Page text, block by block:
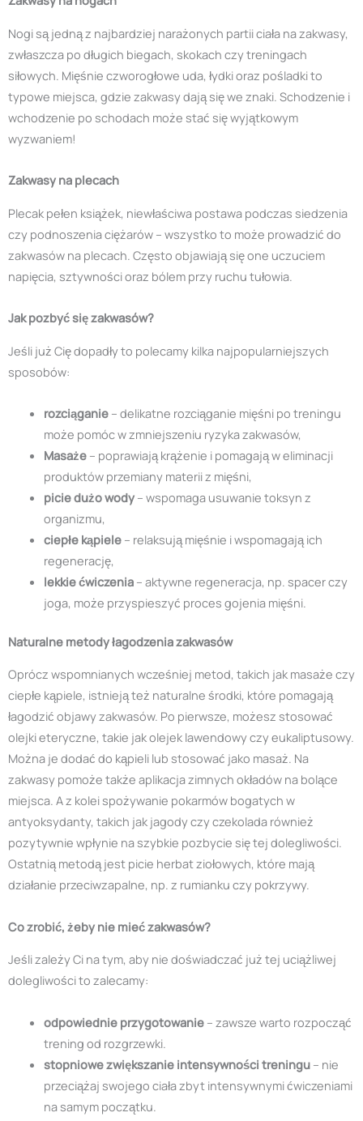
Nogi są jedną z najbardziej narażonych partii ciała na zakwasy,
zwłaszcza po długich biegach, skokach czy treningach
siłowych. Mięśnie czworogłowe uda, łydki oraz pośladki to
typowe miejsca, gdzie zakwasy dają się we znaki. Schodzenie i
wchodzenie po schodach może stać się wyjątkowym
wyzwaniem!
Zakwasy na plecach
Plecak pełen książek, niewłaściwa postawa podczas siedzenia
czy podnoszenia ciężarów – wszystko to może prowadzić do
zakwasów na plecach. Często objawiają się one uczuciem
napięcia, sztywności oraz bólem przy ruchu tułowia.
Jak pozbyć się zakwasów?
Jeśli już Cię dopadły to polecamy kilka najpopularniejszych
sposobów:
rozciąganie– delikatne rozciąganie mięśni po treningu
może pomóc w zmniejszeniu ryzyka zakwasów,
Masaże– poprawiają krążenie i pomagają w eliminacji
produktów przemiany materii z mięśni,
picie dużo wody– wspomaga usuwanie toksyn z
organizmu,
ciepłe kąpiele– relaksują mięśnie i wspomagają ich
regenerację,
lekkie ćwiczenia– aktywne regeneracja, np. spacer czy
joga, może przyspieszyć proces gojenia mięśni.
Naturalne metody łagodzenia zakwasów
Oprócz wspomnianych wcześniej metod, takich jak masaże czy
ciepłe kąpiele, istnieją też naturalne środki, które pomagają
łagodzić objawy zakwasów. Po pierwsze, możesz stosować
olejki eteryczne, takie jak olejek lawendowy czy eukaliptusowy.
Można je dodać do kąpieli lub stosować jako masaż. Na
zakwasy pomoże także aplikacja zimnych okładów na bolące
miejsca. A z kolei spożywanie pokarmów bogatych w
antyoksydanty, takich jak jagody czy czekolada również
pozytywnie wpłynie na szybkie pozbycie się tej dolegliwości.
Ostatnią metodą jest picie herbat ziołowych, które mają
działanie przeciwzapalne, np. z rumianku czy pokrzywy.
Co zrobić, żeby nie mieć zakwasów?
Jeśli zależy Ci na tym, aby nie doświadczać już tej uciążliwej
dolegliwości to zalecamy:
odpowiednie przygotowanie– zawsze warto rozpocząć
trening od rozgrzewki.
stopniowe zwiększanie intensywności treningu– nie
przeciążaj swojego ciała zbyt intensywnymi ćwiczeniami
na samym początku.